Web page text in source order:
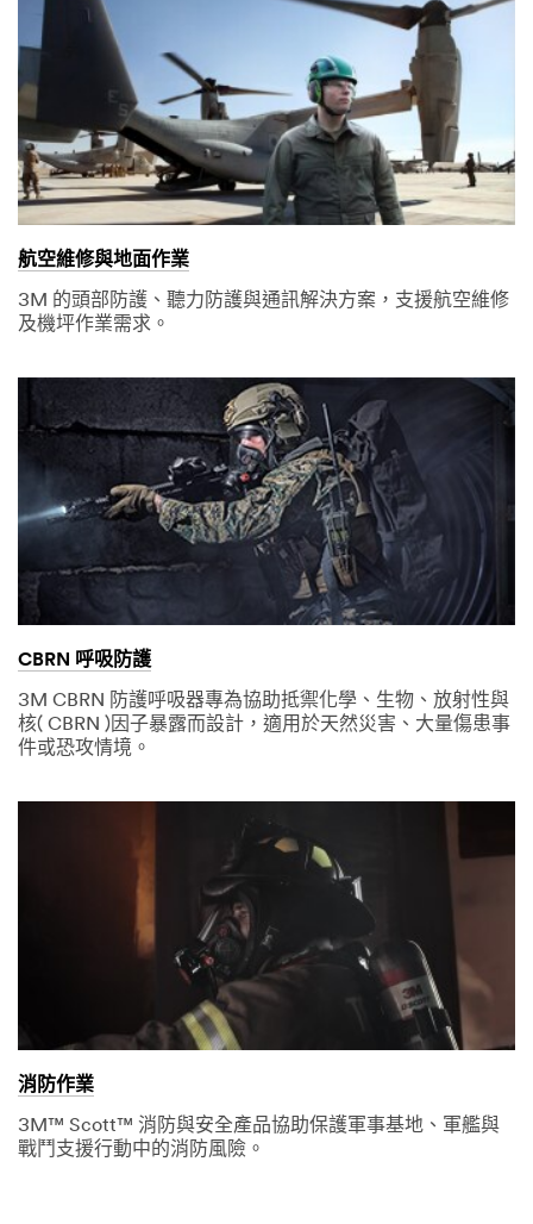
航空維修與地面作業
3M 的頭部防護、聽力防護與通訊解決方案，支援航空維修
及機坪作業需求。
CBRN 呼吸防護
3M CBRN 防護呼吸器專為協助抵禦化學、生物、放射性與
核( CBRN )因子暴露而設計，適用於天然災害、大量傷患事
件或恐攻情境。
消防作業
3M™ Scott™ 消防與安全產品協助保護軍事基地、軍艦與
戰鬥支援行動中的消防風險。